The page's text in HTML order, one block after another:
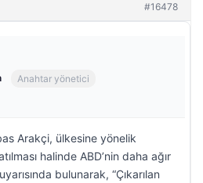
#16478
Anahtar yönetici
Arakçi, ülkesine yönelik
halinde ABD’nin daha ağır
bulunarak, “Çıkarılan